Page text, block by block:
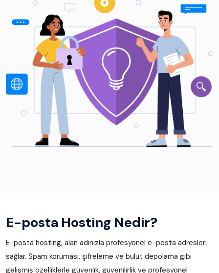
E-posta Hosting Nedir?
E-posta hosting, alan adınızla profesyonel e-posta adresleri
sağlar. Spam koruması, şifreleme ve bulut depolama gibi
gelişmiş özelliklerle güvenlik, güvenilirlik ve profesyonel